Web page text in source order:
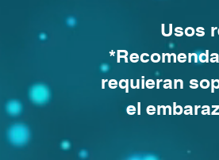
Usos
requieran
el